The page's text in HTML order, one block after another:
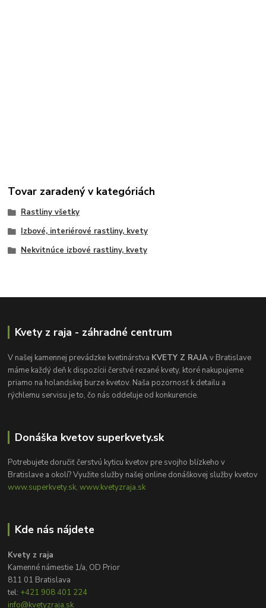
Tovar zaradený v kategóriách
Rastliny všetky
Izbové, interiérové rastliny, kvety
Nekvitnúce izbové rastliny, kvety
Kvety z raja - záhradné centrum
V našej kamennej prevádzke kvetinárstva KVETY Z RAJAv Bratislave
máme každý deň k dispozícii čerstvé rezané kvety, ktoré nakupujeme
priamo na holandskej burze kvetov. Naša pozornosť k detailu a
rýchlemu servisu je to, čo nás oddeľuje od konkurencie.
Donáška kvetov superkvety.sk
Potrebujete doručiť čerstvú kyticu kvetov pre svojho blízkeho v
Bratislave a okolí? Využite služby našej online donáškovej služby kvetov
www.superkvety.sk, www.kvetyzraja.sk
Kde nás nájdete
Kvety z raja
Kamenné námestie 1/a, OD Prior
811 01 Bratislava
tel: +421 908 401 224
info@kvetyzraja.sk